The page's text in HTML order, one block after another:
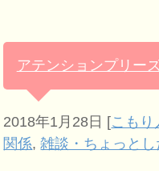
アテンションプリー
2018年1月28日 [こもり
関係,雑談・ちょっと